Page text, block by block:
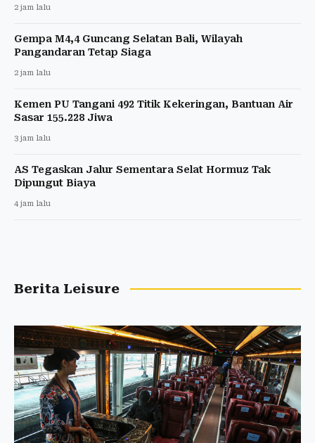
2 jam lalu
Gempa M4,4 Guncang Selatan Bali, Wilayah
Pangandaran Tetap Siaga
2 jam lalu
Kemen PU Tangani 492 Titik Kekeringan, Bantuan Air
Sasar 155.228 Jiwa
3 jam lalu
AS Tegaskan Jalur Sementara Selat Hormuz Tak
Dipungut Biaya
4 jam lalu
Berita Leisure